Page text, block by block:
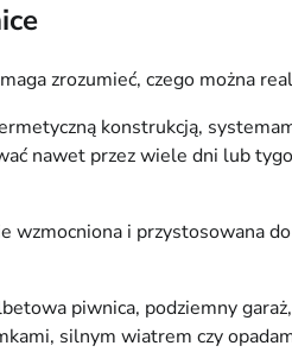
zrozumieć, czego można
konstrukcją,
nawet przez wiele dni lub
wzmocniona i przystosowana
piwnica, podziemny
silnym wiatrem czy